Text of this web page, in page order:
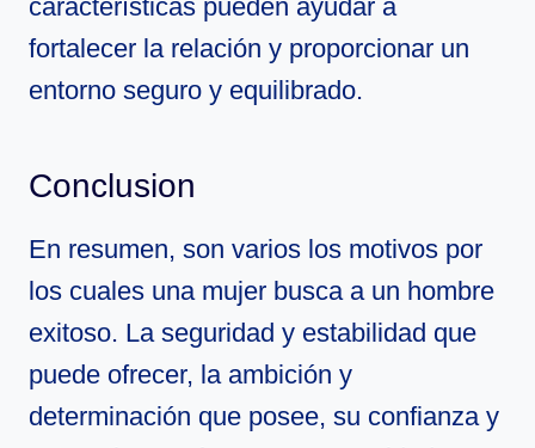
características pueden ayudar a
fortalecer la relación y proporcionar un
entorno seguro y equilibrado.
Conclusion
En resumen, son varios los motivos por
los cuales una mujer busca a un hombre
exitoso. La seguridad y estabilidad que
puede ofrecer, la ambición y
determinación que posee, su confianza y